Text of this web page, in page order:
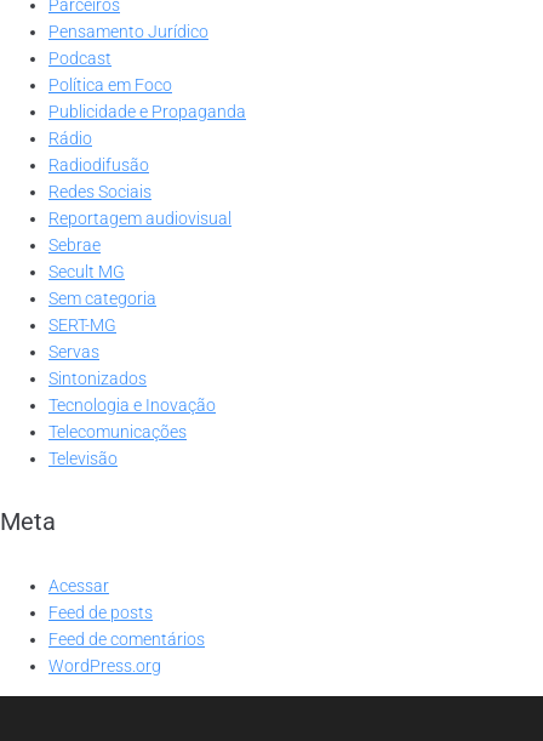
Parceiros
Pensamento Jurídico
Podcast
Política em Foco
Publicidade e Propaganda
Rádio
Radiodifusão
Redes Sociais
Reportagem audiovisual
Sebrae
Secult MG
Sem categoria
SERT-MG
Servas
Sintonizados
Tecnologia e Inovação
Telecomunicações
Televisão
Meta
Acessar
Feed de posts
Feed de comentários
WordPress.org